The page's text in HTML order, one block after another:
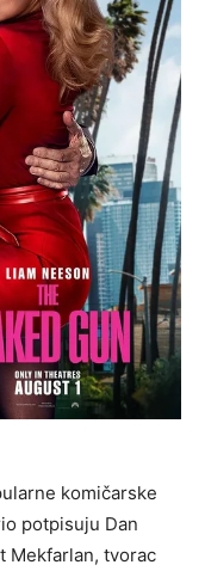
komičarske
potpisuju Dan
Mekfarlan, tvorac